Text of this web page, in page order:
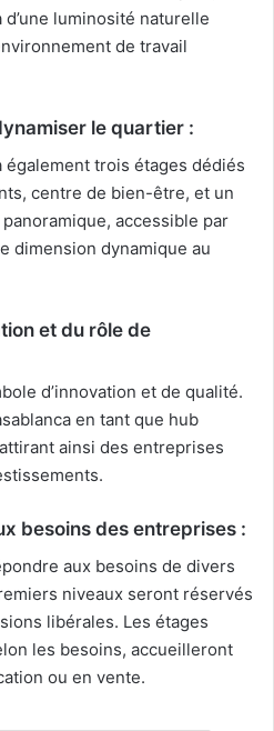
luminosité naturelle
de travail
le quartier :
également trois étages dédiés
centre de bien-être, et un
accessible par
dimension dynamique au
et du rôle de
d’innovation et de qualité.
en tant que hub
ainsi des entreprises
besoins des entreprises :
aux besoins de divers
niveaux seront réservés
libérales. Les étages
les besoins, accueilleront
ou en vente.